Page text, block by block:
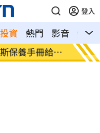
登入
資 熱門 影音
熱搜
海外成長升溫 白海